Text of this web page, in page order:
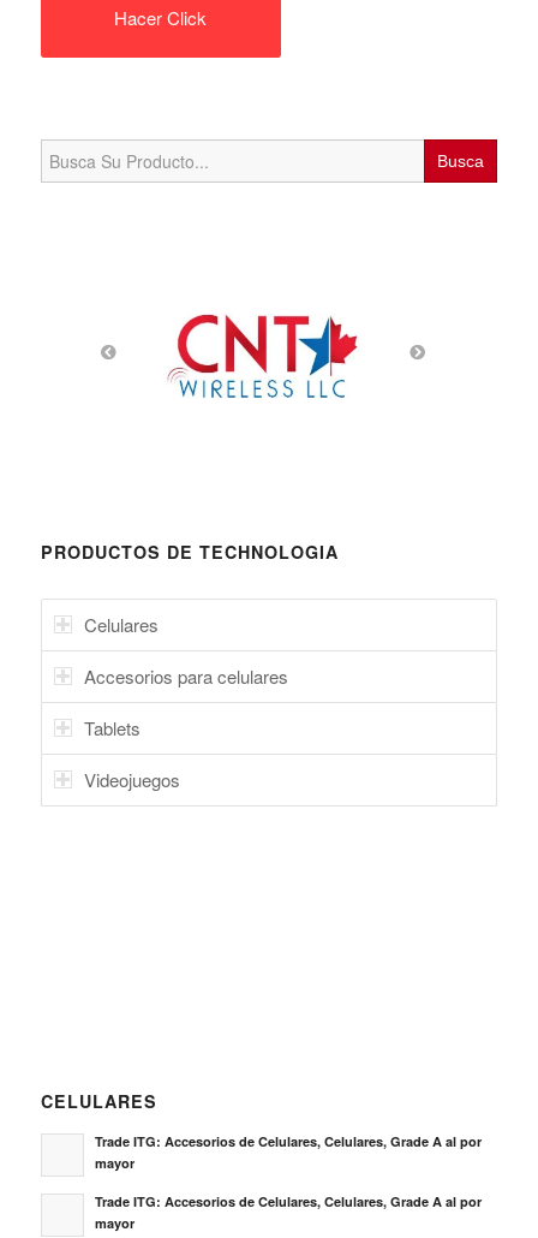
Hacer Click
Search
for:
PRODUCTOS DE TECHNOLOGIA
Celulares
Accesorios para celulares
Tablets
Videojuegos
CELULARES
Trade ITG: Accesorios de Celulares, Celulares, Grade A al por
mayor
Trade ITG: Accesorios de Celulares, Celulares, Grade A al por
mayor